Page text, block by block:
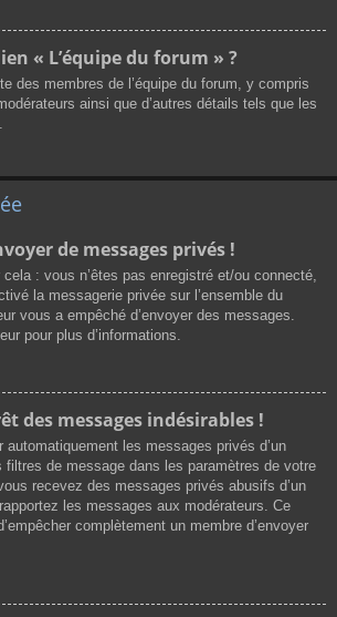
« L’équipe du forum » ?
des membres de l’équipe du forum, y compris
ainsi que d’autres détails tels que les
de messages privés !
cela : vous n’êtes pas enregistré et/ou connecté,
la messagerie privée sur l’ensemble du
vous a empêché d’envoyer des messages.
pour plus d’informations.
des messages indésirables !
automatiquement les messages privés d’un
filtres de message dans les paramètres de votre
recevez des messages privés abusifs d’un
les messages aux modérateurs. Ce
complètement un membre d’envoyer